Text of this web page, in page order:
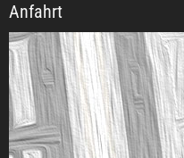
Anfahrt